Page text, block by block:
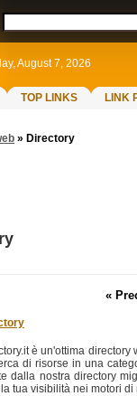
August 7, 2026
TOP LINKS LINK
» Directory
«
è un'ottima
di risorse in una
dalla nostra directory
tua visibilità nei motori di